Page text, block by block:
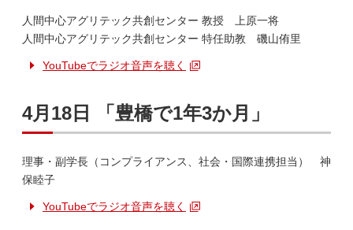
人間中心アグリテック共創センター 教授 上原一将
人間中心アグリテック共創センター 特任助教 磯山侑里
YouTubeでラジオ音声を聴く
4月18日 「豊橋で1年3か月」
理事・副学長（コンプライアンス、社会・国際連携担当） 神
保睦子
YouTubeでラジオ音声を聴く